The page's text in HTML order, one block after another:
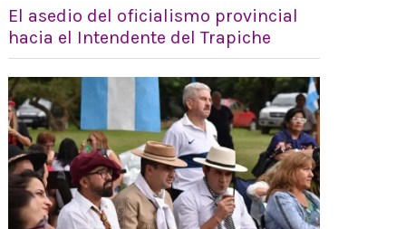
El asedio del oficialismo provincial
hacia el Intendente del Trapiche